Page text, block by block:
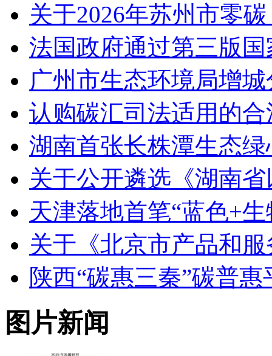
关于2026年苏州市零
法国政府通过第三版
广州市生态环境局增
认购碳汇司法适用的
湖南首张长株潭生态
关于公开遴选《湖南
天津落地首笔“蓝色+
关于《北京市产品和
陕西“碳惠三秦”碳普
图片新闻